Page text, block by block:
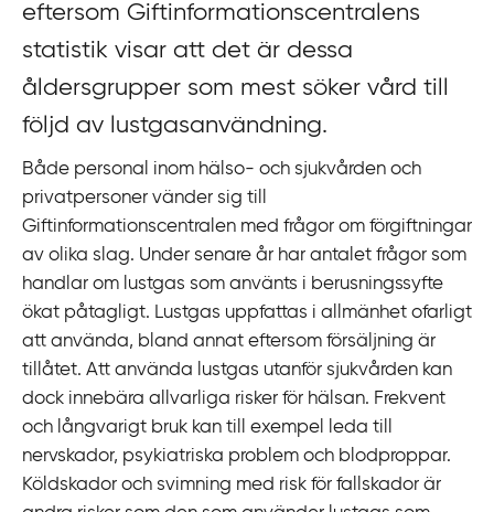
eftersom Giftinformationscentralens
statistik visar att det är dessa
åldersgrupper som mest söker vård till
följd av lustgasanvändning.
Både personal inom hälso- och sjukvården och
privatpersoner vänder sig till
Giftinformationscentralen med frågor om förgiftningar
av olika slag. Under senare år har antalet frågor som
handlar om lustgas som använts i berusningssyfte
ökat påtagligt. Lustgas uppfattas i allmänhet ofarligt
att använda, bland annat eftersom försäljning är
tillåtet. Att använda lustgas utanför sjukvården kan
dock innebära allvarliga risker för hälsan. Frekvent
och långvarigt bruk kan till exempel leda till
nervskador, psykiatriska problem och blodproppar.
Köldskador och svimning med risk för fallskador är